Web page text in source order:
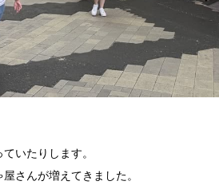
いたりします。
さんが増えてきました。